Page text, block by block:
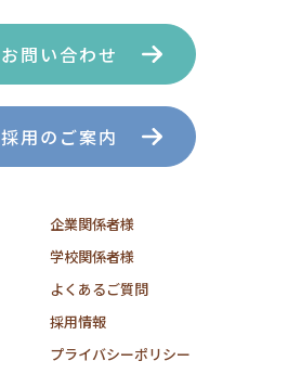
企業関係者様
学校関係者様
よくあるご質問
採用情報
プライバシーポリシー
お問い合わせ
採用のご案内